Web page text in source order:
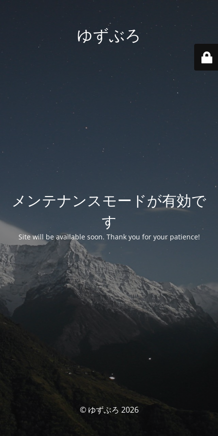
ゆずぶろ
メンテナンスモードが有効で
す
Site will be available soon. Thank you for your patience!
© ゆずぶろ 2026